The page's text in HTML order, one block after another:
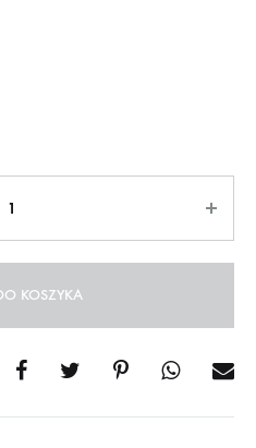
KOSZYKA